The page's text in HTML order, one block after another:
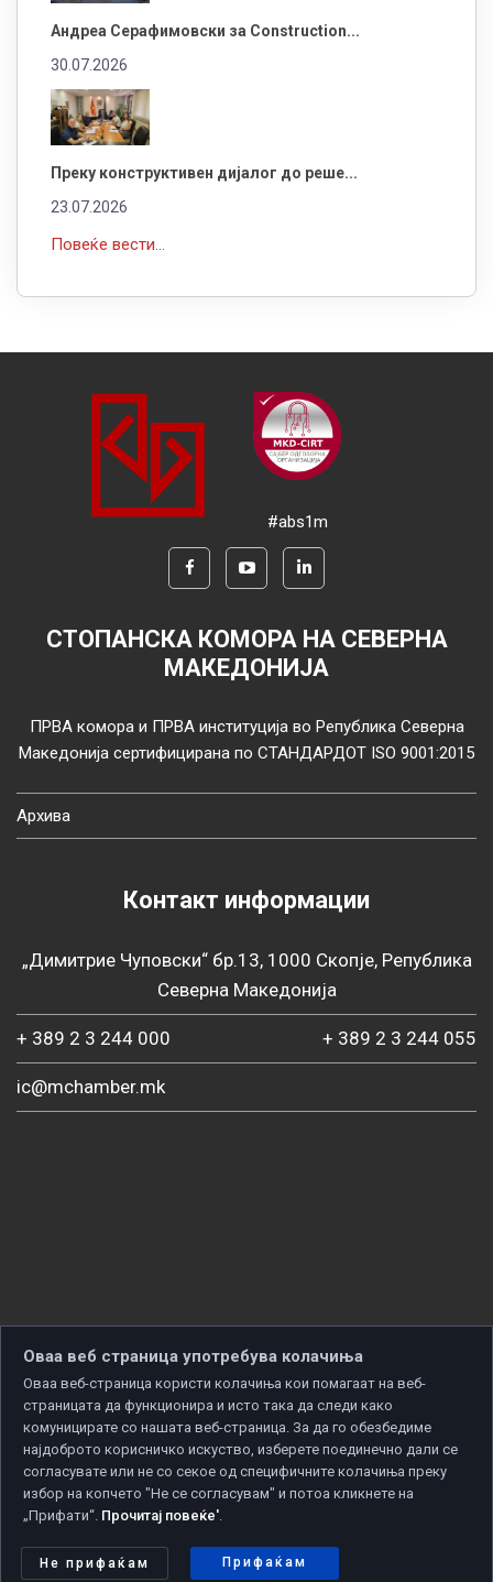
Андреа Серафимовски за Construction...
30.07.2026
Преку конструктивен дијалог до реше...
23.07.2026
Повеќе вести...
#abs1m
СТОПАНСКА КОМОРА НА СЕВЕРНА
МАКЕДОНИЈА
ПРВА комора и ПРВА институција во Република Северна
Македонија сертифицирана по СТАНДАРДОТ ISO 9001:2015
Архива
Контакт информации
„Димитрие Чуповски“ бр.13, 1000 Скопје, Република
Северна Македонија
+ 389 2 3 244 000 + 389 2 3 244 055
ic@mchamber.mk
Copyright © 2026 Developed by
Политика за приватност | Политика за колачиња
Оваа веб страница употребува колачиња
Оваа веб-страница користи колачиња кои помагаат на веб-
страницата да функционира и исто така да следи како
комуницирате со нашата веб-страница. За да го обезбедиме
најдоброто корисничко искуство, изберете поединечно дали се
согласувате или не со секое од специфичните колачиња преку
избор на копчето "Не се согласувам" и потоа кликнете на
„Прифати“. Прочитај повеќе'.
Не прифаќам Прифаќам